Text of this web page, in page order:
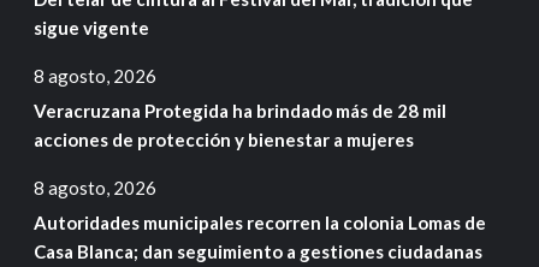
sigue vigente
8 agosto, 2026
Veracruzana Protegida ha brindado más de 28 mil
acciones de protección y bienestar a mujeres
8 agosto, 2026
Autoridades municipales recorren la colonia Lomas de
Casa Blanca; dan seguimiento a gestiones ciudadanas